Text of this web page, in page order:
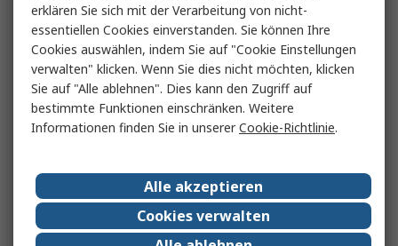
erklären Sie sich mit der Verarbeitung von nicht-
essentiellen Cookies einverstanden. Sie können Ihre
Cookies auswählen, indem Sie auf "Cookie Einstellungen
verwalten" klicken. Wenn Sie dies nicht möchten, klicken
Sie auf "Alle ablehnen". Dies kann den Zugriff auf
bestimmte Funktionen einschränken. Weitere
Informationen finden Sie in unsererCookie-Richtlinie.
Alle akzeptieren
Cookies verwalten